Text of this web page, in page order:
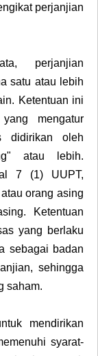
perjanjian
perjanjian
satu atau lebih
Ketentuan ini
mengatur
didirikan oleh
atau lebih.
7 (1) UUPT,
orang asing
Ketentuan
yang berlaku
sebagai badan
sehingga
saham.
mendirikan
syarat-